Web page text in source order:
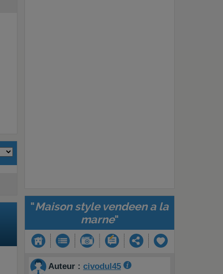
"Maison style vendeen a la
marne"
Auteur : civodul45